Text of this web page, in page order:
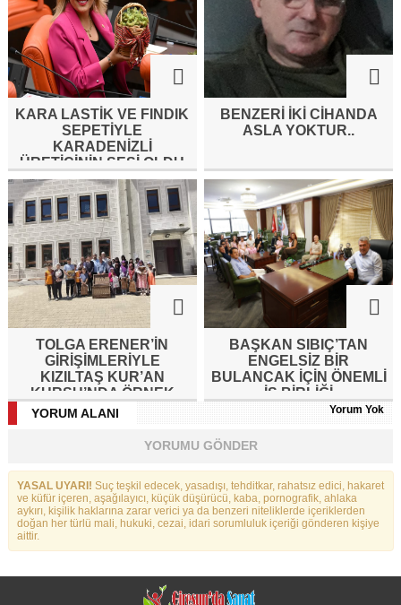
KARA LASTİK VE FINDIK
SEPETİYLE
KARADENİZLİ
ÜRETİCİNİN SESİ OLDU
BENZERI IKI CIHANDA
ASLA YOKTUR..
TOLGA ERENER’İN
GİRİŞİMLERİYLE
KIZILTAŞ KUR’AN
KURSU’NDA ÖRNEK
ETKİNLİK
BAŞKAN SIBIÇ’TAN
ENGELSIZ BIR
BULANCAK İÇIN ÖNEMLI
İŞ BIRLIĞI
YORUM ALANI Yorum Yok
YORUMU GÖNDER
YASAL UYARI! Suç teşkil edecek, yasadışı, tehditkar, rahatsız edici, hakaret
ve küfür içeren, aşağılayıcı, küçük düşürücü, kaba, pornografik, ahlaka
aykırı, kişilik haklarına zarar verici ya da benzeri niteliklerde içeriklerden
doğan her türlü mali, hukuki, cezai, idari sorumluluk içeriği gönderen kişiye
aittir.